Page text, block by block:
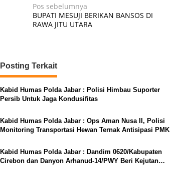
Navigasi
pos
Pos sebelumnya
BUPATI MESUJI BERIKAN BANSOS DI
RAWA JITU UTARA
Posting Terkait
Kabid Humas Polda Jabar : Polisi Himbau Suporter
Persib Untuk Jaga Kondusifitas
Kabid Humas Polda Jabar : Ops Aman Nusa II, Polisi
Monitoring Transportasi Hewan Ternak Antisipasi PMK
Kabid Humas Polda Jabar : Dandim 0620/Kabupaten
Cirebon dan Danyon Arhanud-14/PWY Beri Kejutan